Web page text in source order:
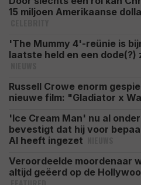
15 miljoen Amerikaanse
'The Mummy 4'-reünie is
laatste held en een
Russell Crowe enorm
nieuwe film: "Gladiator x
'Ice Cream Man' nu al
bevestigt dat hij voor
AI heeft ingezet
Veroordeelde moordenaar
altijd geëerd op de